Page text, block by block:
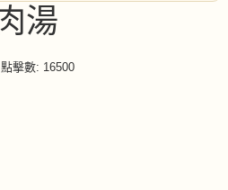
湯
點擊數: 16500